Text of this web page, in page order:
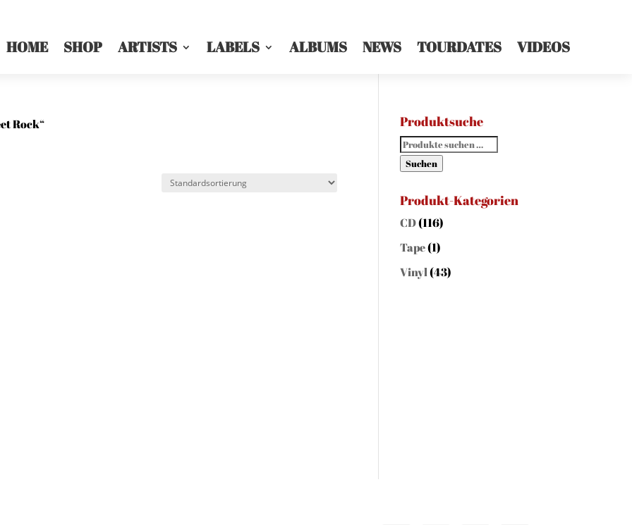
HOME SHOP ARTISTS LABELS ALBUMS NEWS TOURDATES VIDEOS
Rock“ Produktsuche
Suchen
nach:
Suchen
Produkt-Kategorien
CD(116)
Tape(1)
Vinyl(43)